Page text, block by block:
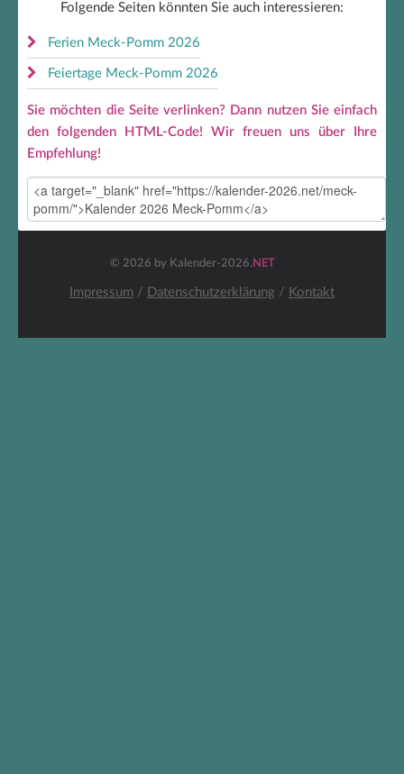
Folgende Seiten könnten Sie auch interessieren:
Ferien Meck-Pomm 2026
Feiertage Meck-Pomm 2026
Sie möchten die Seite verlinken? Dann nutzen Sie einfach
den folgenden HTML-Code! Wir freuen uns über Ihre
Empfehlung!
© 2026 by Kalender-2026.NET
Impressum / Datenschutzerklärung / Kontakt